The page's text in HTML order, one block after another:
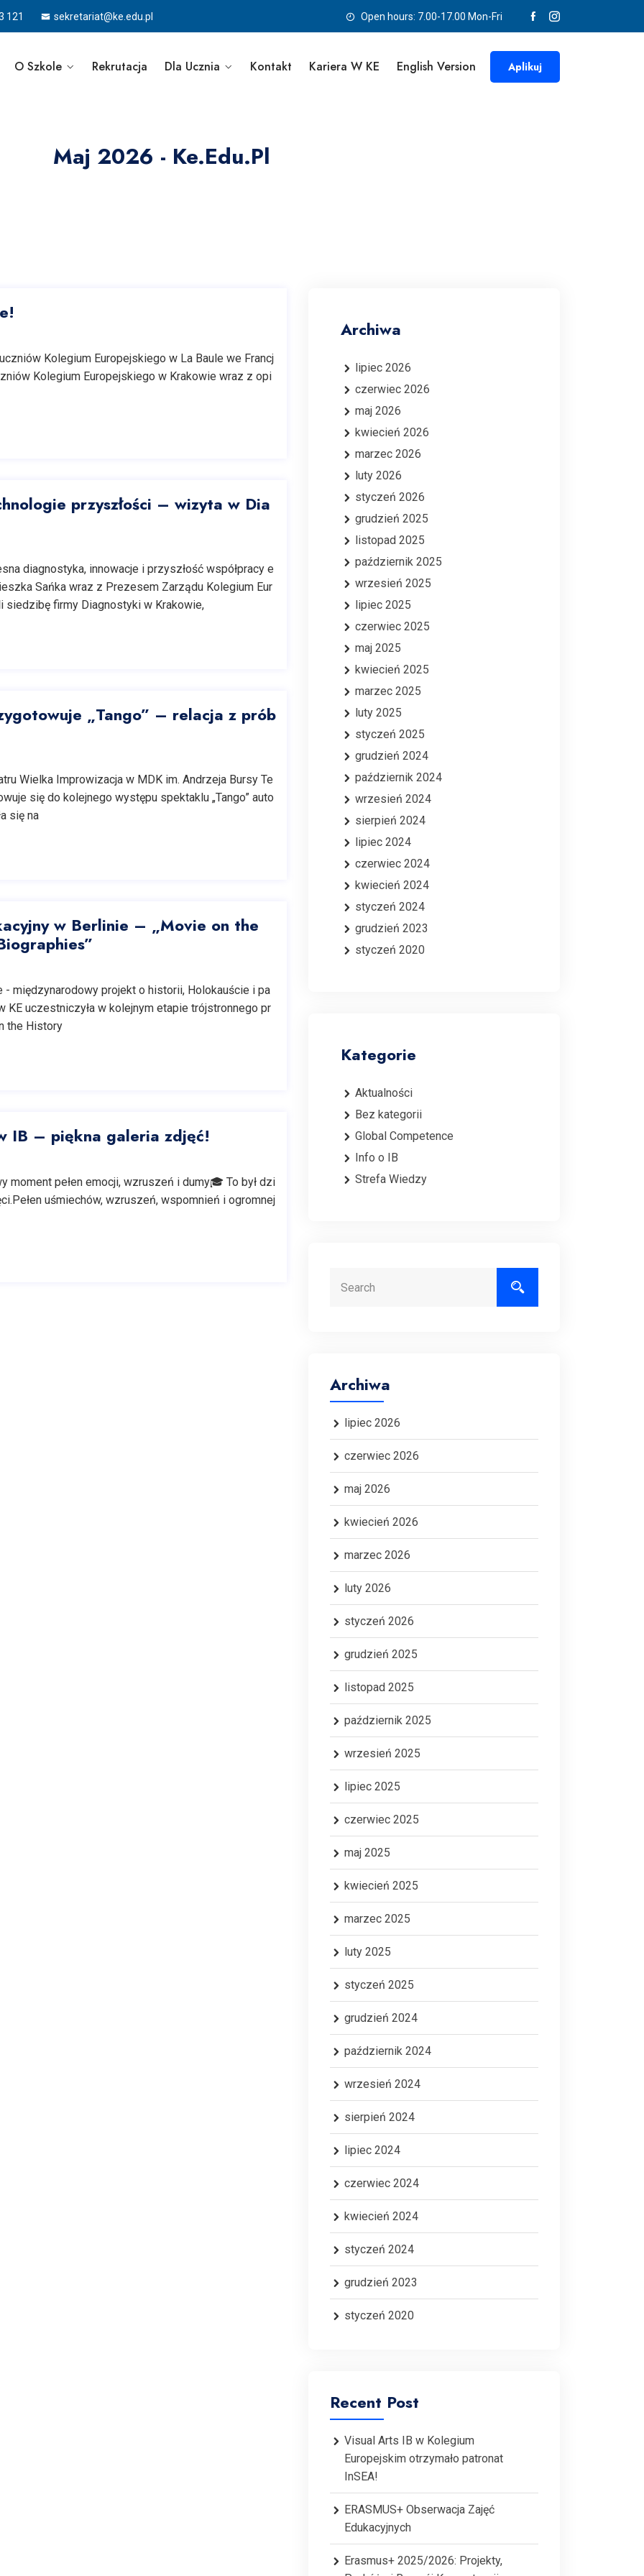
121 sekretariat@ke.edu.pl Open hours: 7.00-17.00 Mon-Fri
O Szkole Rekrutacja Dla Ucznia Kontakt Kariera W KE English Version Aplikuj
Maj 2026 - Ke.edu.pl
Kolegium Europejskiego w La Baule we Francj
Kolegium Europejskiego w Krakowie wraz z opi
przyszłości – wizyta w Dia
diagnostyka, innowacje i przyszłość współpracy e
Sańka wraz z Prezesem Zarządu Kolegium Eur
firmy Diagnostyki w Krakowie,
„Tango” – relacja z prób
Wielka Improwizacja w MDK im. Andrzeja Bursy Te
się do kolejnego występu spektaklu „Tango” auto
się na
w Berlinie – „Movie on the
międzynarodowy projekt o historii, Holokauście i pa
KE uczestniczyła w kolejnym etapie trójstronnego pr
the History
IB – piękna galeria zdjęć!
pełen emocji, wzruszeń i dumy🎓 To był dzi
uśmiechów, wzruszeń, wspomnień i ogromnej
Archiwa
lipiec 2026
czerwiec 2026
maj 2026
kwiecień 2026
marzec 2026
luty 2026
styczeń 2026
grudzień 2025
listopad 2025
październik 2025
wrzesień 2025
lipiec 2025
czerwiec 2025
maj 2025
kwiecień 2025
marzec 2025
luty 2025
styczeń 2025
grudzień 2024
październik 2024
wrzesień 2024
sierpień 2024
lipiec 2024
czerwiec 2024
kwiecień 2024
styczeń 2024
grudzień 2023
styczeń 2020
Kategorie
Aktualności
Bez kategorii
Global Competence
Info o IB
Strefa Wiedzy
Archiwa
lipiec 2026
czerwiec 2026
maj 2026
kwiecień 2026
marzec 2026
luty 2026
styczeń 2026
grudzień 2025
listopad 2025
październik 2025
wrzesień 2025
lipiec 2025
czerwiec 2025
maj 2025
kwiecień 2025
marzec 2025
luty 2025
styczeń 2025
grudzień 2024
październik 2024
wrzesień 2024
sierpień 2024
lipiec 2024
czerwiec 2024
kwiecień 2024
styczeń 2024
grudzień 2023
styczeń 2020
Recent Post
Visual Arts IB w Kolegium
Europejskim otrzymało patronat
InSEA!
ERASMUS+ Obserwacja Zajęć
Edukacyjnych
Erasmus+ 2025/2026: Projekty,